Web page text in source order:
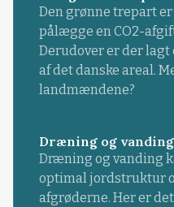
Den grønne trepart
pålægge en CO2-
Derudover er der
af det danske areal.
landmændene?
Dræning og vanding
Dræning og vanding
optimal jordstruktur
afgrøderne. Her er